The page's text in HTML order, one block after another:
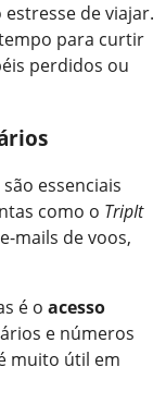
de viajar.
para curtir
perdidos ou
essenciais
como o TripIt
mails de voos,
é o acesso
e números
muito útil em